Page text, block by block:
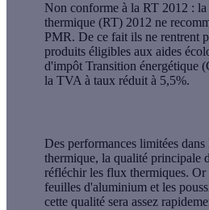
Non conforme à la RT 2012 :
thermique (RT) 2012 ne
PMR. De ce fait ils ne rentrent
produits éligibles aux aides
d'impôt Transition énergétique
la TVA à taux réduit à 5,5%.
Des performances limitées dans
thermique, la qualité principale
réfléchir les flux thermiques. Or
feuilles d'aluminium et les
cette qualité sera assez